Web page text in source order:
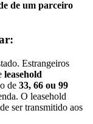
de um parceiro
Estrangeiros
leasehold
de 33, 66 ou 99
O leasehold
ser transmitido aos